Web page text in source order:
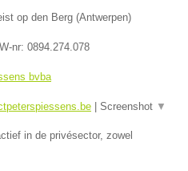
op den Berg (Antwerpen)
nr: 0894.274.078
bvba
Screenshot ▼
in de privésector, zowel